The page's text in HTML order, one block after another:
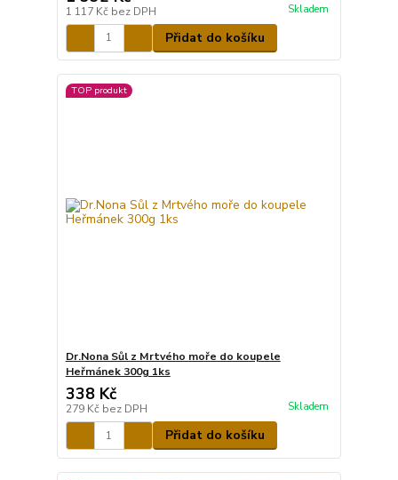
1 117 Kč bez DPH Skladem
Přidat do košíku
TOP produkt
Dr.Nona Sůl z Mrtvého moře do koupele
Heřmánek 300g 1ks
338 Kč
279 Kč bez DPH Skladem
Přidat do košíku